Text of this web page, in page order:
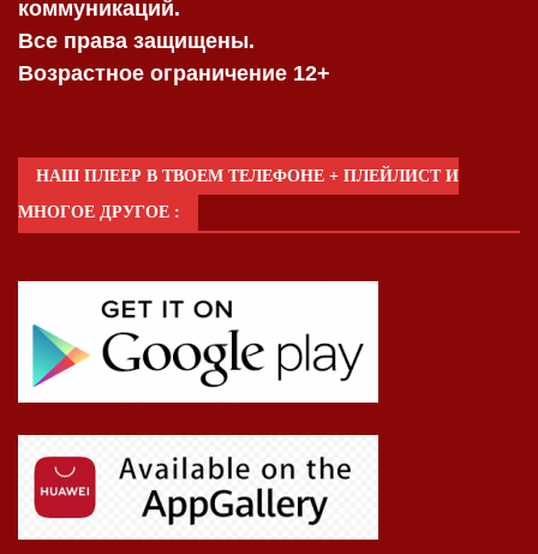
коммуникаций.
Все права защищены.
Возрастное ограничение 12+
НАШ ПЛЕЕР В ТВОЕМ ТЕЛЕФОНЕ + ПЛЕЙЛИСТ И
МНОГОЕ ДРУГОЕ :